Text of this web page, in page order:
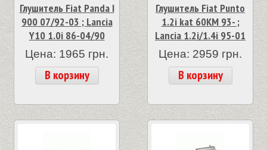
Глушитель Fiat Panda I
900 07/92-03 ; Lancia
Y10 1.0i 86-04/90
Цена: 1965 грн.
В корзину
Глушитель Fiat Punto
1.2i kat 60KM 93- ;
Lancia 1.2i/1.4i 95-01
Цена: 2959 грн.
В корзину